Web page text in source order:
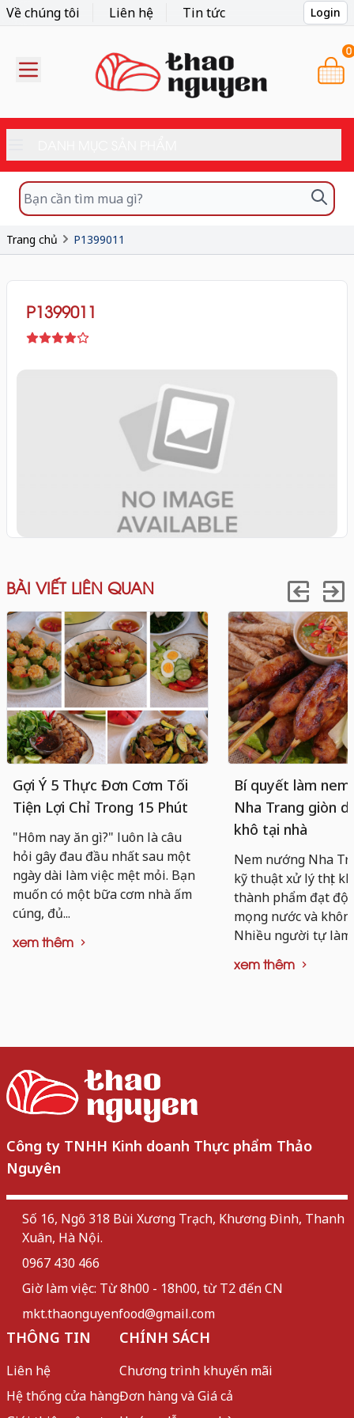
Về chúng tôi Liên hệ Tin tức Login
0
Trang chủ P1399011
P1399011
BÀI VIẾT LIÊN QUAN
Gợi Ý 5 Thực Đơn Cơm Tối
Tiện Lợi Chỉ Trong 15 Phút
"Hôm nay ăn gì?" luôn là câu
hỏi gây đau đầu nhất sau một
ngày dài làm việc mệt mỏi. Bạn
muốn có một bữa cơm nhà ấm
cúng, đủ...
xem thêm
Bí quyết làm
Nha Trang giòn
khô tại nhà
Nem nướng Nha
kỹ thuật xử lý thịt
thành phẩm đạt độ
mọng nước và
Nhiều người tự
xem thêm
Công ty TNHH Kinh doanh Thực phẩm Thảo
Nguyên
Số 16, Ngõ 318 Bùi Xương Trạch, Khương Đình, Thanh
Xuân, Hà Nội.
0967 430 466
Giờ làm việc: Từ 8h00 - 18h00, từ T2 đến CN
mkt.thaonguyenfood@gmail.com
THÔNG TIN
Liên hệ
Hệ thống cửa hàng
CHÍNH SÁCH
Chương trình khuyến mãi
Đơn hàng và Giá cả